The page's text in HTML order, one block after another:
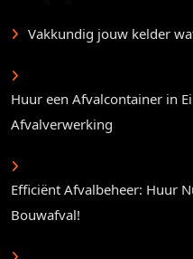
Vakkundig jouw kelder
Huur een Afvalcontainer in
Afvalverwerking
Efficiënt Afvalbeheer: Huur
Bouwafval!